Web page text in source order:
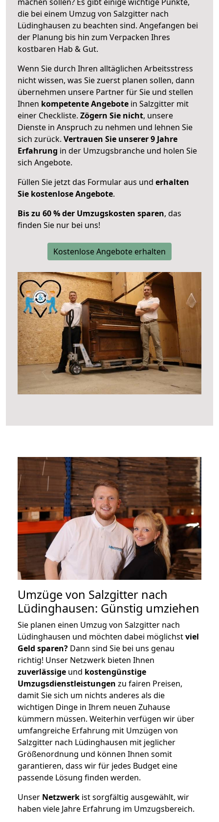
die bei einem Umzug von Salzgitter nach
Lüdinghausen zu beachten sind. Angefangen bei
der Planung bis hin zum Verpacken Ihres
kostbaren Hab & Gut.
Wenn Sie durch Ihren alltäglichen Arbeitsstress
nicht wissen, was Sie zuerst planen sollen, dann
übernehmen unsere Partner für Sie und stellen
Ihnen kompetente Angebote in Salzgitter mit
einer Checkliste. Zögern Sie nicht, unsere
Dienste in Anspruch zu nehmen und lehnen Sie
sich zurück. Vertrauen Sie unserer 9 Jahre
Erfahrung in der Umzugsbranche und holen Sie
sich Angebote.
Füllen Sie jetzt das Formular aus und erhalten
Sie kostenlose Angebote.
Bis zu 60 % der Umzugskosten sparen, das
finden Sie nur bei uns!
Kostenlose Angebote erhalten
Umzüge von Salzgitter nach
Lüdinghausen: Günstig umziehen
Sie planen einen Umzug von Salzgitter nach
Lüdinghausen und möchten dabei möglichstviel
Geld sparen? Dann sind Sie bei uns genau
richtig! Unser Netzwerk bieten Ihnen
zuverlässige und kostengünstige
Umzugsdienstleistungen zu fairen Preisen,
damit Sie sich um nichts anderes als die
wichtigen Dinge in Ihrem neuen Zuhause
kümmern müssen. Weiterhin verfügen wir über
umfangreiche Erfahrung mit Umzügen von
Salzgitter nach Lüdinghausen mit jeglicher
Größenordnung und können Ihnen somit
garantieren, dass wir für jedes Budget eine
passende Lösung finden werden.
Unser Netzwerk ist sorgfältig ausgewählt, wir
haben viele Jahre Erfahrung im Umzugsbereich.